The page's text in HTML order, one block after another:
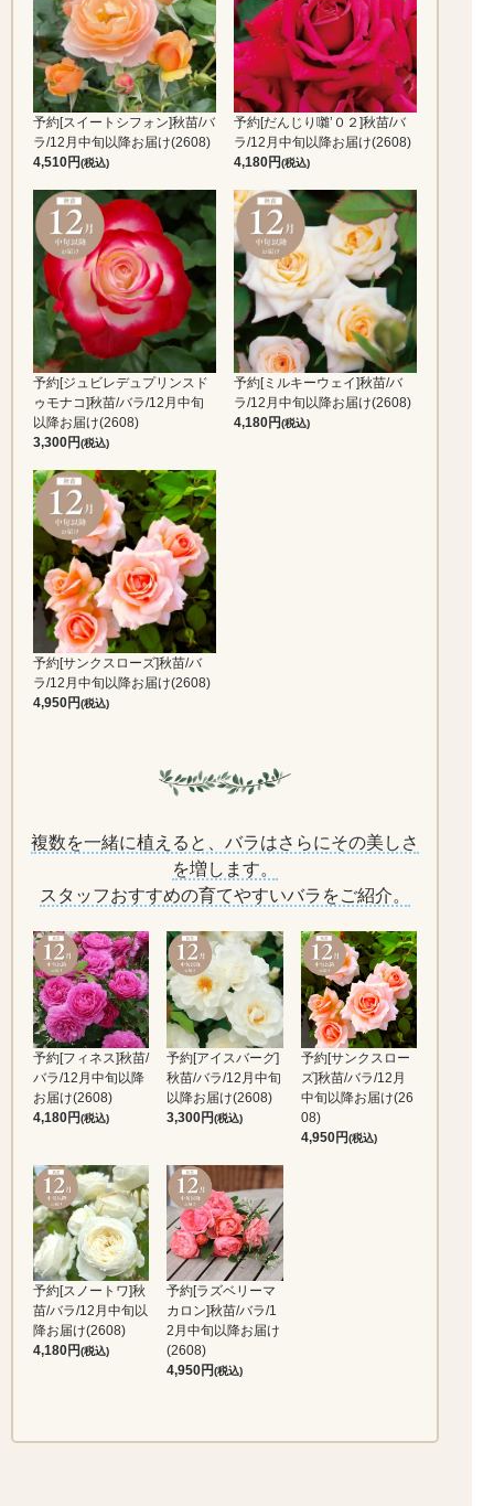
予約[スイートシフォン]秋苗/バ
ラ/12月中旬以降お届け(2608)
4,510
(税込)
予約[だんじり囃’０２]秋苗/バ
ラ/12月中旬以降お届け(2608)
4,180
(税込)
予約[ジュビレデュプリンスド
ゥモナコ]秋苗/バラ/12月中旬
以降お届け(2608)
3,300
(税込)
予約[ミルキーウェイ]秋苗/バ
ラ/12月中旬以降お届け(2608)
4,180
(税込)
予約[サンクスローズ]秋苗/バ
ラ/12月中旬以降お届け(2608)
4,950
(税込)
複数を一緒に植えると、バラはさらにその美しさ
を増します。
スタッフおすすめの育てやすいバラをご紹介。
予約[フィネス]秋苗/
バラ/12月中旬以降
お届け(2608)
4,180
(税込)
予約[アイスバーグ]
秋苗/バラ/12月中旬
以降お届け(2608)
3,300
(税込)
予約[サンクスロー
ズ]秋苗/バラ/12月
中旬以降お届け(26
08)
4,950
(税込)
予約[スノートワ]秋
苗/バラ/12月中旬以
降お届け(2608)
4,180
(税込)
予約[ラズベリーマ
カロン]秋苗/バラ/1
2月中旬以降お届け
(2608)
4,950
(税込)